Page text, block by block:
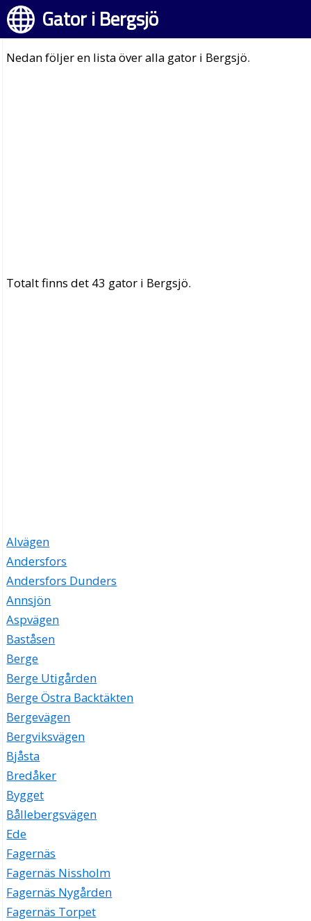
Gator i Bergsjö
Nedan följer en lista över alla gator i Bergsjö.
Totalt finns det 43 gator i Bergsjö.
Alvägen
Andersfors
Andersfors Dunders
Annsjön
Aspvägen
Baståsen
Berge
Berge Utigården
Berge Östra Backtäkten
Bergevägen
Bergviksvägen
Bjåsta
Bredåker
Bygget
Bållebergsvägen
Ede
Fagernäs
Fagernäs Nissholm
Fagernäs Nygården
Fagernäs Torpet